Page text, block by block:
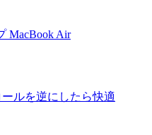
MacBook Air